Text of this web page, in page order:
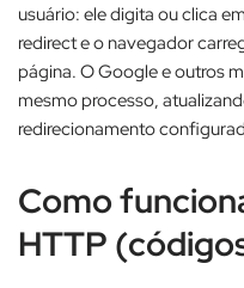
usuário: ele digita ou clica
redirect e o navegador
página. O Google e outros
mesmo processo,
redirecionamento
Como
HTTP